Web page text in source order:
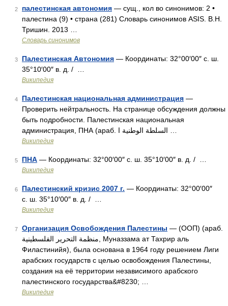
2 палестинская автономия — сущ., кол во синонимов: 2 •
палестина (9) • страна (281) Словарь синонимов ASIS. В.Н.
Тришин. 2013 …
Словарь синонимов
3 Палестинская Автономия — Координаты: 32°00′00″ с. ш.
35°10′00″ в. д. / …
Википедия
4 Палестинская национальная администрация —
Проверить нейтральность. На странице обсуждения должны
быть подробности. Палестинская национальная
Википедия
5 ПНА — Координаты: 32°00′00″ с. ш. 35°10′00″ в. д. / …
Википедия
6 Палестинский кризис 2007 г. — Координаты: 32°00′00″
с. ш. 35°10′00″ в. д. / …
Википедия
7 Организация Освобождения Палестины — (ООП) (араб.
منظمة التحرير الفلسطينية‎‎, Муназзама ат Тахрир аль
Филастинийя), была основана в 1964 году решением Лиги
арабских государств с целью освобождения Палестины,
создания на её территории независимого арабского
палестинского государства&#8230; …
Википедия